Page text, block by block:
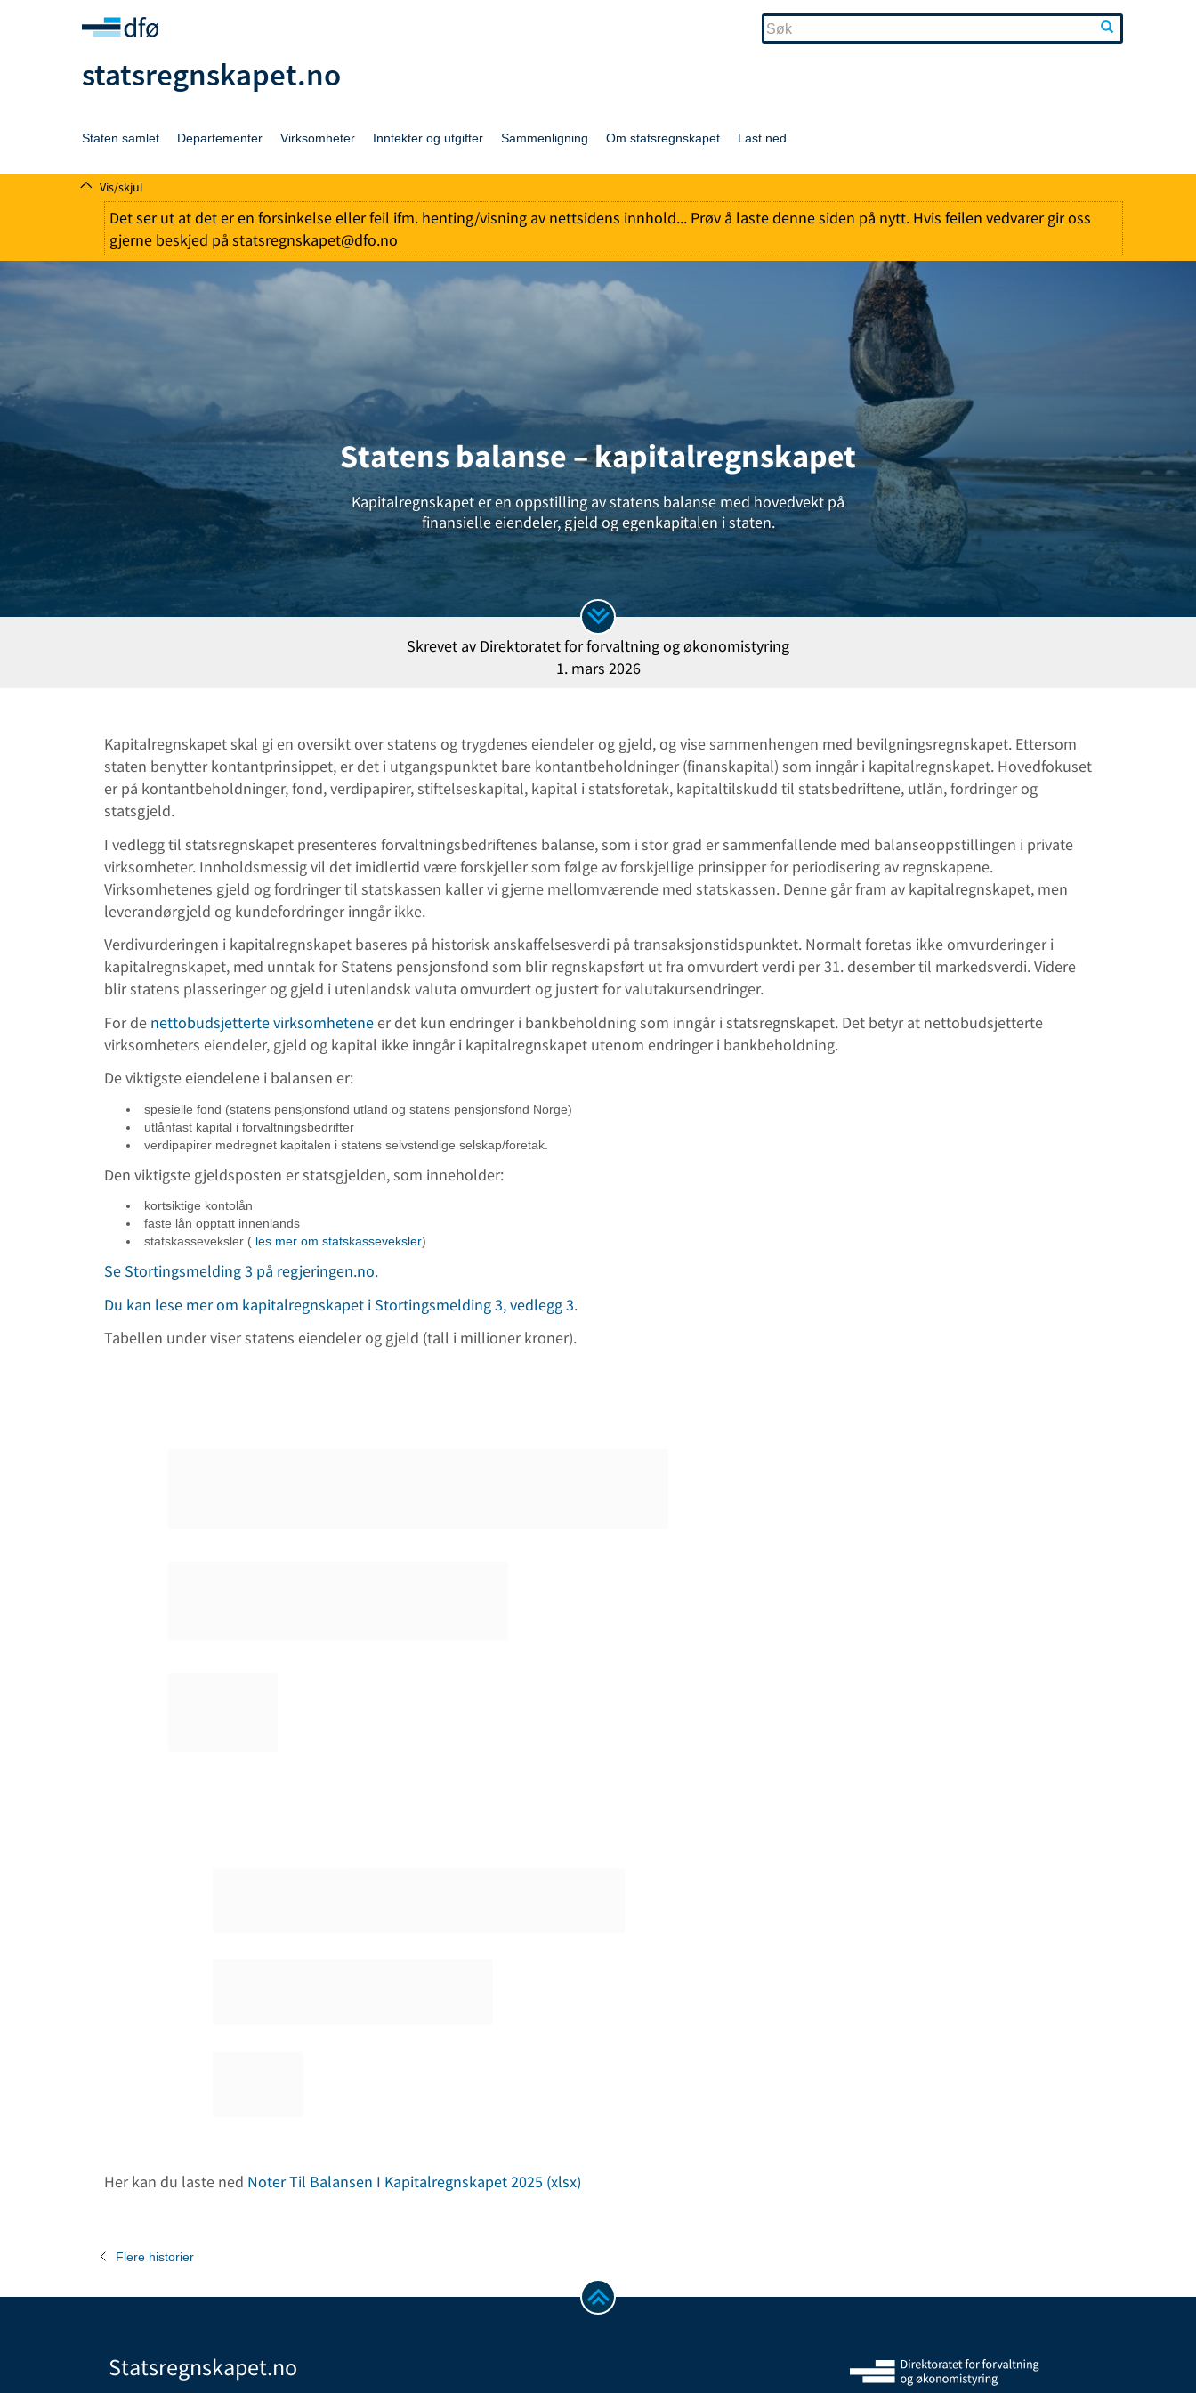
statsregnskapet.no
Staten samlet Departementer Virksomheter Inntekter og utgifter Sammenligning Om statsregnskapet Last ned
Vis/skjul
Det ser ut at det er en forsinkelse eller feil ifm. henting/visning av nettsidens innhold... Prøv å laste denne siden på nytt. Hvis feilen vedvarer gir oss
gjerne beskjed på statsregnskapet@dfo.no
Statens balanse – kapitalregnskapet
Kapitalregnskapet er en oppstilling av statens balanse med hovedvekt på
finansielle eiendeler, gjeld og egenkapitalen i staten.
Skrevet av Direktoratet for forvaltning og økonomistyring
1. mars 2026
Kapitalregnskapet skal gi en oversikt over statens og trygdenes eiendeler og gjeld, og vise sammenhengen med bevilgningsregnskapet. Ettersom
staten benytter kontantprinsippet, er det i utgangspunktet bare kontantbeholdninger (finanskapital) som inngår i kapitalregnskapet. Hovedfokuset
er på kontantbeholdninger, fond, verdipapirer, stiftelseskapital, kapital i statsforetak, kapitaltilskudd til statsbedriftene, utlån, fordringer og
statsgjeld.
I vedlegg til statsregnskapet presenteres forvaltningsbedriftenes balanse, som i stor grad er sammenfallende med balanseoppstillingen i private
virksomheter. Innholdsmessig vil det imidlertid være forskjeller som følge av forskjellige prinsipper for periodisering av regnskapene.
Virksomhetenes gjeld og fordringer til statskassen kaller vi gjerne mellomværende med statskassen. Denne går fram av kapitalregnskapet, men
leverandørgjeld og kundefordringer inngår ikke.
Verdivurderingen i kapitalregnskapet baseres på historisk anskaffelsesverdi på transaksjonstidspunktet. Normalt foretas ikke omvurderinger i
kapitalregnskapet, med unntak for Statens pensjonsfond som blir regnskapsført ut fra omvurdert verdi per 31. desember til markedsverdi. Videre
blir statens plasseringer og gjeld i utenlandsk valuta omvurdert og justert for valutakursendringer.
For de nettobudsjetterte virksomheteneer det kun endringer i bankbeholdning som inngår i statsregnskapet. Det betyr at nettobudsjetterte
virksomheters eiendeler, gjeld og kapital ikke inngår i kapitalregnskapet utenom endringer i bankbeholdning.
De viktigste eiendelene i balansen er:
spesielle fond (statens pensjonsfond utland og statens pensjonsfond Norge)
utlånfast kapital i forvaltningsbedrifter
verdipapirer medregnet kapitalen i statens selvstendige selskap/foretak.
Den viktigste gjeldsposten er statsgjelden, som inneholder:
kortsiktige kontolån
faste lån opptatt innenlands
statskasseveksler ( les mer om statskasseveksler)
Se Stortingsmelding 3 på regjeringen.no.
Du kan lese mer om kapitalregnskapet i Stortingsmelding 3, vedlegg 3.
Tabellen under viser statens eiendeler og gjeld (tall i millioner kroner).
Her kan du laste ned Noter Til Balansen I Kapitalregnskapet 2025 (xlsx)
Flere historier
Statsregnskapet.no